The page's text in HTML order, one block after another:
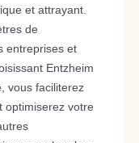
et attrayant.
de
entreprises et
Entzheim
vous faciliterez
optimiserez votre